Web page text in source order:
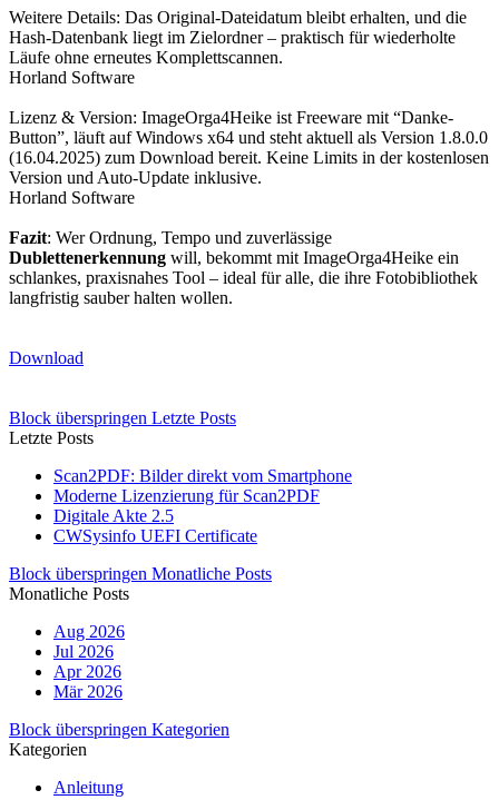
Weitere Details: Das Original-Dateidatum bleibt erhalten, und die
Hash-Datenbank liegt im Zielordner – praktisch für wiederholte
Läufe ohne erneutes Komplettscannen.
Horland Software
Lizenz & Version: ImageOrga4Heike ist Freeware mit “Danke-
Button”, läuft auf Windows x64 und steht aktuell als Version 1.8.0.0
(16.04.2025) zum Download bereit. Keine Limits in der kostenlosen
Version und Auto-Update inklusive.
Horland Software
Fazit: Wer Ordnung, Tempo und zuverlässige
Dublettenerkennung will, bekommt mit ImageOrga4Heike ein
schlankes, praxisnahes Tool – ideal für alle, die ihre Fotobibliothek
langfristig sauber halten wollen.
Download
Block überspringen Letzte Posts
Letzte Posts
Scan2PDF: Bilder direkt vom Smartphone
Moderne Lizenzierung für Scan2PDF
Digitale Akte 2.5
CWSysinfo UEFI Certificate
Block überspringen Monatliche Posts
Monatliche Posts
Aug 2026
Jul 2026
Apr 2026
Mär 2026
Block überspringen Kategorien
Kategorien
Anleitung